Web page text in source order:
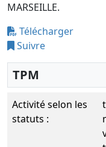
MARSEILLE.
Télécharger
Suivre
TPM
Activité selon les
statuts :